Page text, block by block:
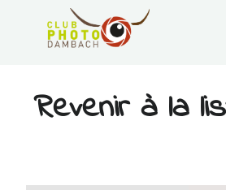
Revenir à la